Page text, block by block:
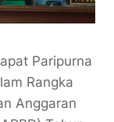
Paripurna
Rangka
Anggaran